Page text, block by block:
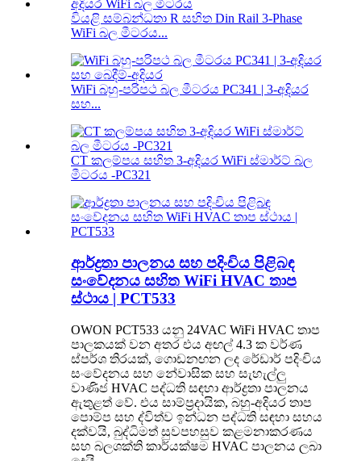
වියළි සම්බන්ධතා R සහිත Din Rail 3-Phase
WiFi බල මීටරය...
WiFi බහු-පරිපථ බල මීටරය PC341 | 3-අදියර
සහ...
CT කලම්පය සහිත 3-අදියර WiFi ස්මාර්ට් බල
මීටරය -PC321
ආර්ද්‍රතා පාලනය සහ පදිංචිය පිළිබඳ
සංවේදනය සහිත WiFi HVAC තාප
ස්ථාය | PCT533
OWON PCT533 යනු 24VAC WiFi HVAC තාප
පාලකයක් වන අතර එය අඟල් 4.3 ක වර්ණ
ස්පර්ශ තිරයක්, ගොඩනඟන ලද රේඩාර් පදිංචිය
සංවේදනය සහ නේවාසික සහ සැහැල්ලු
වාණිජ HVAC පද්ධති සඳහා ආර්ද්‍රතා පාලනය
ඇතුළත් වේ. එය සාම්ප්‍රදායික, බහු-අදියර තාප
පොම්ප සහ ද්විත්ව ඉන්ධන පද්ධති සඳහා සහය
දක්වයි, බුද්ධිමත් සුවපහසුව කළමනාකරණය
සහ බලශක්ති කාර්යක්ෂම HVAC පාලනය ලබා